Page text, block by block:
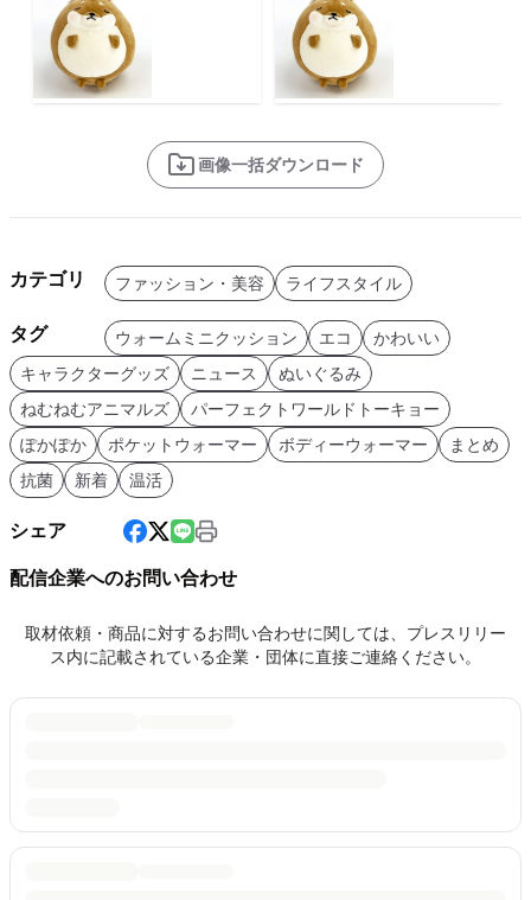
画像一括ダウンロード
カテゴリ ファッション・美容 ライフスタイル
タグ ウォームミニクッション エコ
かわいい
キャラクターグッズ
ニュース
ぬいぐるみ
ねむねむアニマルズ
パーフェクトワールドトーキョー
ぽかぽか
ポケットウォーマー ボディーウォーマー
まとめ
抗菌
新着 温活
シェア
配信企業へのお問い合わせ
取材依頼・商品に対するお問い合わせに関しては、プレスリリー
ス内に記載されている企業・団体に直接ご連絡ください。